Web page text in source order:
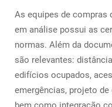
As equipes de compras
em análise possui as
normas. Além da
são relevantes:
edifícios ocupados,
emergências, projeto